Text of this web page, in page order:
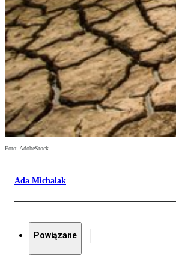
Foto: AdobeStock
Ada Michalak
Powiązane